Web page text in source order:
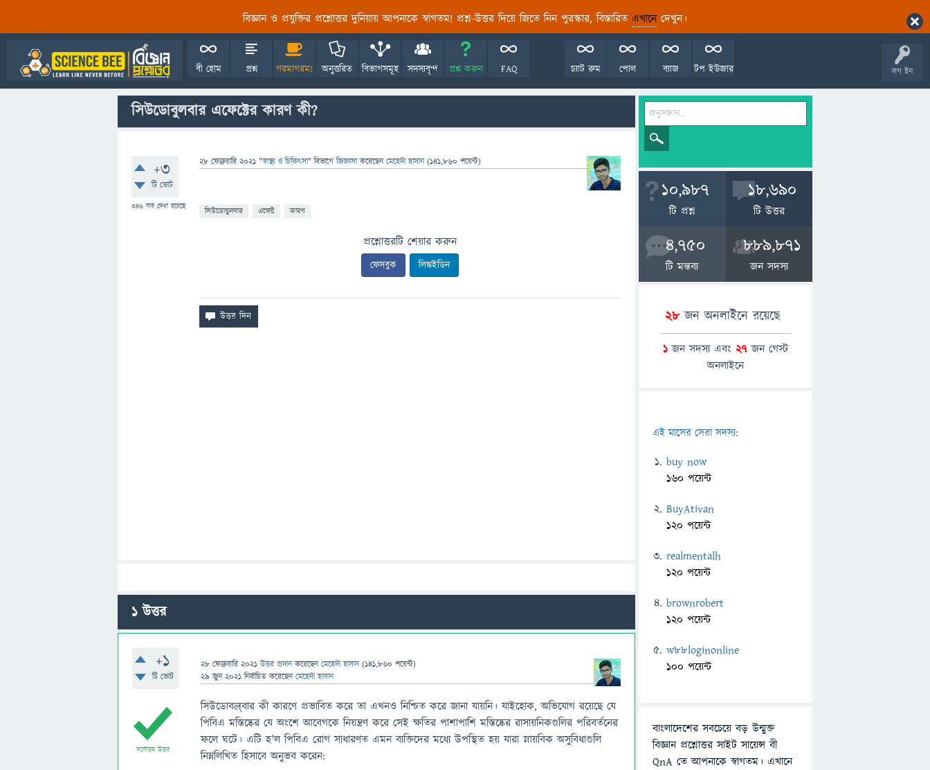
বিজ্ঞান ও প্রযুক্তির প্রশ্নোত্তর দুনিয়ায় আপনাকে স্বাগতম! প্রশ্ন-উত্তর দিয়ে জিতে নিন পুরস্কার, বিস্তারিত এখানেদেখুন।
লগ ইন
বী হোম প্রশ্ন গরমাগরম! অনুত্তরিত বিভাগসমূহ সদস্যবৃন্দ প্রশ্ন করুন FAQ টপ ইউজার
ব্যাজ
পোল
চ্যাট রুম
সিউডোবুলবার এফেক্টের কারণ কী?
+3
টি ভোট
346 বার দেখা হয়েছে
28 ফেব্রুয়ারি 2021 "স্বাস্থ্য ও চিকিৎসা" বিভাগে জিজ্ঞাসাকরেছেনমেহেদী হাসান (141,860 পয়েন্ট)
সিউডোবুলবার এফেক্ট কারণ
প্রশ্নোত্তরটি শেয়ার করুন
ফেসবুক লিঙ্কইডিন
1উত্তর
+1
টি ভোট
28 ফেব্রুয়ারি 2021 উত্তর প্রদান করেছেনমেহেদী হাসান (141,860 পয়েন্ট)
29 জুন 2021 নির্বাচিত করেছেনমেহেদী হাসান
সর্বোত্তম উত্তর
সিউডোবल्বার কী কারণে প্রভাবিত করে তা এখনও নিশ্চিত করে জানা যায়নি। যাইহোক, অভিযোগ রয়েছে যে
পিবিএ মস্তিষ্কের যে অংশে আবেগকে নিয়ন্ত্রণ করে সেই ক্ষতির পাশাপাশি মস্তিষ্কের রাসায়নিকগুলির পরিবর্তনের
ফলে ঘটে। এটি হ'ল পিবিএ রোগ সাধারণত এমন ব্যক্তিদের মধ্যে উপস্থিত হয় যারা স্নায়বিক অসুবিধাগুলি
নিম্নলিখিত হিসাবে অনুভব করেন:
10,987
টি প্রশ্ন
18,690
টি উত্তর
4,750
টি মন্তব্য
889,871
জন সদস্য
28জন অনলাইনে রয়েছে
1 জন সদস্য এবং 27 জন গেস্ট
অনলাইনে
এই মাসের সেরা সদস্য:
buy now
160 পয়েন্ট
BuyAtivan
120 পয়েন্ট
realmentalh
120 পয়েন্ট
brownrobert
120 পয়েন্ট
w88loginonline
100 পয়েন্ট
বাংলাদেশের সবচেয়ে বড় উন্মুক্ত
বিজ্ঞান প্রশ্নোত্তর সাইট সায়েন্স বী
QnA তে আপনাকে স্বাগতম। এখানে